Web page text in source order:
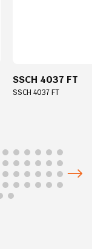
SSCH 4037 FT
SSCH 4037 FT